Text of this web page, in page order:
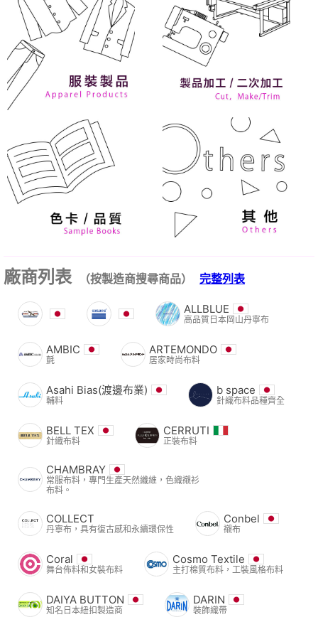
廠商列表 （按製造商搜尋商品） 完整列表
ALLBLUE
高品質日本岡山丹寧布
AMBIC
氈
ARTEMONDO
居家時尚布料
Asahi Bias(渡邊布業)
輔料
b space
針織布料品種齊全
BELL TEX
針織布料
CERRUTI
正裝布料
CHAMBRAY
常服布料，專門生產天然纖維，色織襯衫
布料。
COLLECT
丹寧布，具有復古感和永續環保性
Conbel
襯布
Coral
舞台佈料和女裝布料
Cosmo Textile
主打棉質布料，工裝風格布料
DAIYA BUTTON
知名日本紐扣製造商
DARIN
裝飾織帶